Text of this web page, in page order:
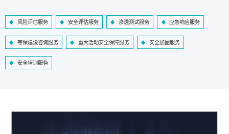
风险评估服务 安全评估服务 渗透测试服务 应急响应服务
等保建设咨询服务 重大活动安全保障服务 安全加固服务
安全培训服务